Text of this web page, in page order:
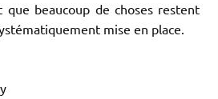
beaucoup de choses restent
mise en place.